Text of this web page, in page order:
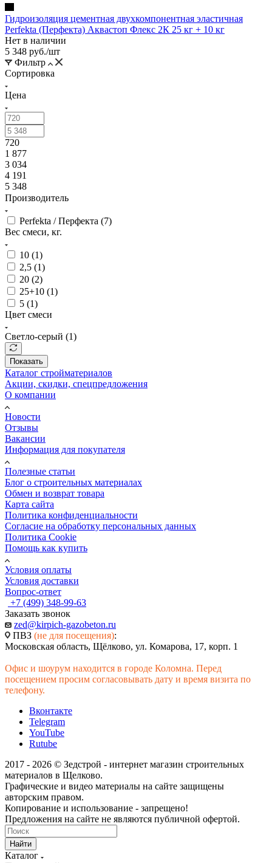
Гидроизоляция цементная двухкомпонентная эластичная
Perfekta (Перфекта) Аквастоп Флекс 2К 25 кг + 10 кг
Нет в наличии
5 348 руб./шт
Фильтр
Сортировка
Цена
720
1 877
3 034
4 191
5 348
Производитель
Perfekta / Перфекта (7)
Вес смеси, кг.
10 (1)
2,5 (1)
20 (2)
25+10 (1)
5 (1)
Цвет смеси
Светло-серый (1)
Показать
Каталог стройматериалов
Акции, скидки, спецпредложения
О компании
Новости
Отзывы
Вакансии
Информация для покупателя
Полезные статьи
Блог о строительных материалах
Обмен и возврат товара
Карта сайта
Политика конфиденциальности
Согласие на обработку персональных данных
Политика Cookie
Помощь как купить
Условия оплаты
Условия доставки
Вопрос-ответ
+7 (499) 348-99-63
Заказать звонок
zed@kirpich-gazobeton.ru
ПВЗ (не для посещения):
Московская область, Щёлково, ул. Комарова, 17, корп. 1
Офис и шоурум находится в городе Коломна. Перед
посещением просим согласовывать дату и время визита по
телефону.
Вконтакте
Telegram
YouTube
Rutube
2017 - 2026 © Зедстрой - интернет магазин строительных
материалов в Щелково.
Графические и видео материалы на сайте защищены
авторским правом.
Копирование и использование - запрещено!
Предложения на сайте не являются публичной офертой.
Найти
Каталог